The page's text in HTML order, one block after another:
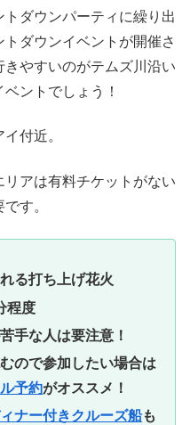
ダウンパーティに繰り出
ダウンイベントが開催さ
やすいのがテムズ川沿い
ントでしょう！
付近。
アは有料チケットがない
す。
る打ち上げ花火
程度
手な人は要注意！
ので参加したい場合は
予約がオススメ！
ナー付きクルーズ船も